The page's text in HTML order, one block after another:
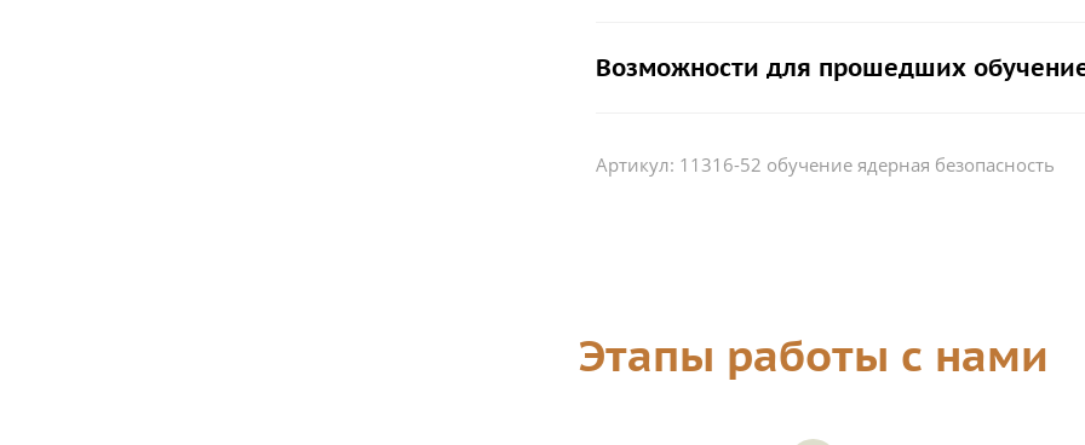
Возможности для прошедших
Артикул: 11316-52 обучение ядерная безопасность
Этапы работы с нами